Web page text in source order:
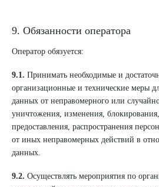
9. Обязанности оператора
Оператор обязуется:
9.1. Принимать необходимые и
организационные и технические меры
данных от неправомерного или
уничтожения, изменения,
предоставления, распространения
от иных неправомерных действий в
данных.
9.2. Осуществлять мероприятия по